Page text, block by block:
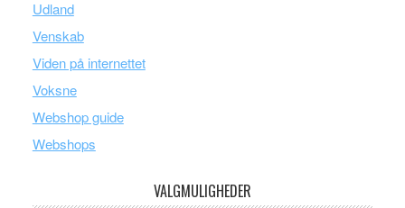
Udland
Venskab
Viden på internettet
Voksne
Webshop guide
Webshops
VALGMULIGHEDER